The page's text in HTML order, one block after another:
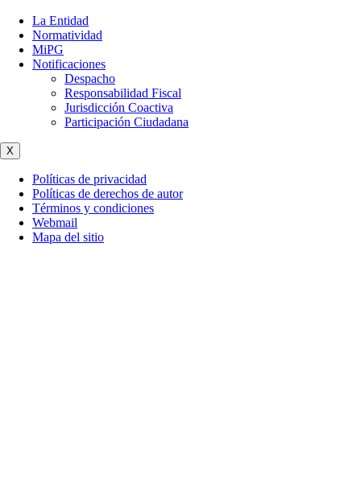
La Entidad
Normatividad
MiPG
Notificaciones
Despacho
Responsabilidad Fiscal
Jurisdicción Coactiva
Participación Ciudadana
X
Políticas de privacidad
Políticas de derechos de autor
Términos y condiciones
Webmail
Mapa del sitio